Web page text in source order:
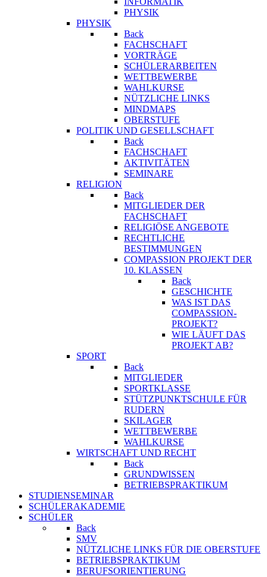
PHYSIK
PHYSIK
Back
FACHSCHAFT
VORTRÄGE
SCHÜLERARBEITEN
WETTBEWERBE
WAHLKURSE
NÜTZLICHE LINKS
MINDMAPS
OBERSTUFE
POLITIK UND GESELLSCHAFT
Back
FACHSCHAFT
AKTIVITÄTEN
SEMINARE
RELIGION
Back
MITGLIEDER DER
FACHSCHAFT
RELIGIÖSE ANGEBOTE
RECHTLICHE
BESTIMMUNGEN
COMPASSION PROJEKT DER
10. KLASSEN
Back
GESCHICHTE
WAS IST DAS
COMPASSION-
PROJEKT?
WIE LÄUFT DAS
PROJEKT AB?
SPORT
Back
MITGLIEDER
SPORTKLASSE
STÜTZPUNKTSCHULE FÜR
RUDERN
SKILAGER
WETTBEWERBE
WAHLKURSE
WIRTSCHAFT UND RECHT
Back
GRUNDWISSEN
BETRIEBSPRAKTIKUM
STUDIENSEMINAR
SCHÜLERAKADEMIE
SCHÜLER
Back
SMV
NÜTZLICHE LINKS FÜR DIE OBERSTUFE
BETRIEBSPRAKTIKUM
BERUFSORIENTIERUNG